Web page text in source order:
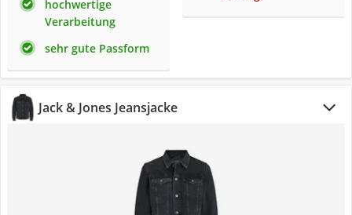
hochwertige
Verarbeitung
sehr gute Passform
Jack & Jones Jeansjacke